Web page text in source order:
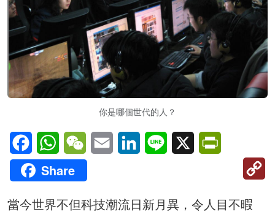
你是哪個世代的人？
FacebookWhatsAppWeChatEmail LinkedInLine X
Share
當今世界不但科技潮流日新月異，令人目不暇